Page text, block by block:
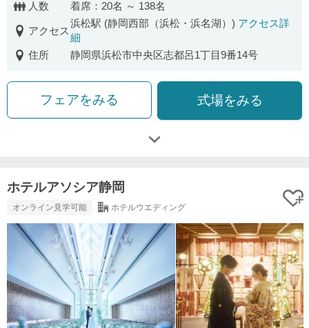
人数
着席：20名 ～ 138名
アクセス
浜松駅 (静岡西部（浜松・浜名湖）) アクセス詳
細
住所
静岡県浜松市中央区志都呂1丁目9番14号
フェアをみる 式場をみる
ホテルアソシア静岡
オンライン見学可能 ホテルウエディング